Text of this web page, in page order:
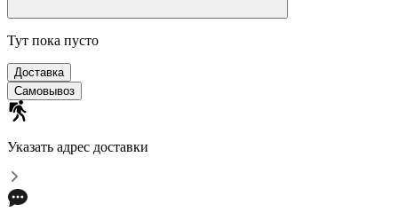
Тут пока пусто
Доставка
Самовывоз
Указать адрес доставки